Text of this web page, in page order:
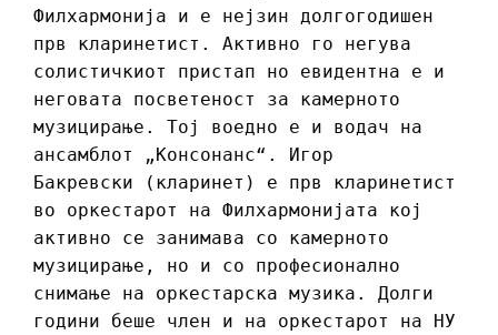
Филхармонија и е нејзин долгогодишен
прв кларинетист. Активно го негува
солистичкиот пристап но евидентна е и
неговата посветеност за камерното
музицирање. Тој воедно е и водач на
ансамблот „Консонанс“. Игор
Бакревски (кларинет) е прв кларинетист
во оркестарот на Филхармонијата кој
активно се занимава со камерното
музицирање, но и со професионално
снимање на оркестарска музика. Долги
години беше член и на оркестарот на НУ